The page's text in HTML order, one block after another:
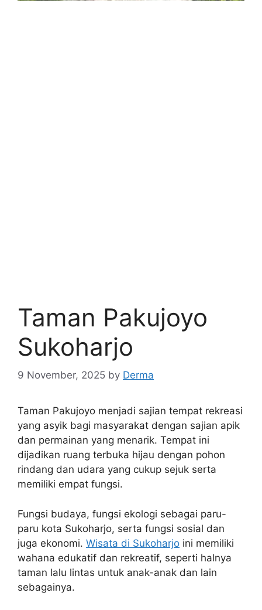
Taman Pakujoyo
Sukoharjo
9 November, 2025 by Derma
Taman Pakujoyo menjadi sajian tempat rekreasi
yang asyik bagi masyarakat dengan sajian apik
dan permainan yang menarik. Tempat ini
dijadikan ruang terbuka hijau dengan pohon
rindang dan udara yang cukup sejuk serta
memiliki empat fungsi.
Fungsi budaya, fungsi ekologi sebagai paru-
paru kota Sukoharjo, serta fungsi sosial dan
juga ekonomi. Wisata di Sukoharjo ini memiliki
wahana edukatif dan rekreatif, seperti halnya
taman lalu lintas untuk anak-anak dan lain
sebagainya.